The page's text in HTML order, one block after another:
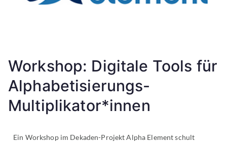
Workshop: Digitale Tools für
Alphabetisierungs-
Multiplikator*innen
Ein Workshop im Dekaden-Projekt Alpha Element schult